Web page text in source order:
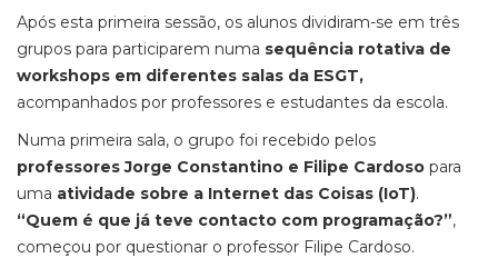
Após esta primeira sessão, os alunos dividiram-se em três
grupos para participarem numa sequência rotativa de
workshops em diferentes salas da ESGT,
acompanhados por professores e estudantes da escola.
Numa primeira sala, o grupo foi recebido pelos
professores Jorge Constantino e Filipe Cardoso para
uma atividade sobre a Internet das Coisas (IoT).
“Quem é que já teve contacto com programação?”,
começou por questionar o professor Filipe Cardoso.